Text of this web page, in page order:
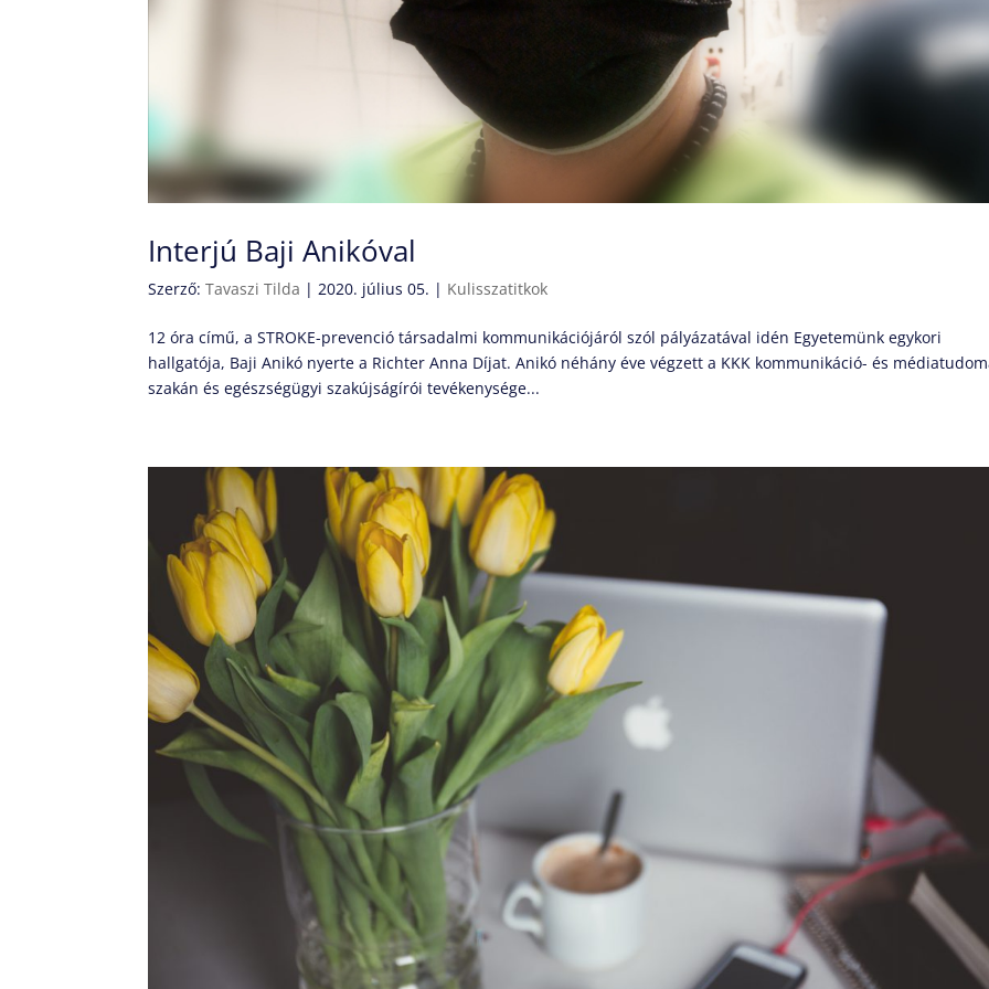
Interjú Baji Anikóval
Szerző:Tavaszi Tilda |2020. július 05. | Kulisszatitkok
12 óra című, a STROKE-prevenció társadalmi kommunikációjáról szól pályázatával idén Egyetemünk egykori
hallgatója, Baji Anikó nyerte a Richter Anna Díjat. Anikó néhány éve végzett a KKK kommunikáció- és
szakán és egészségügyi szakújságírói tevékenysége...